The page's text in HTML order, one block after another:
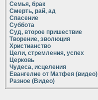
Семья, брак
Смерть, рай, ад
Спасение
Суббота
Суд, второе пришествие
Творение, эволюция
Христианство
Цели, стремления, успех
Церковь
Чудеса, исцеления
Евангелие от Матфея (видео)
Разное (Видео)